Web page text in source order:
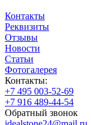
Контакты
Реквизиты
Отзывы
Новости
Статьи
Фотогалерея
Контакты:
+7 495 003-52-69
+7 916 489-44-54
Обратный звонок